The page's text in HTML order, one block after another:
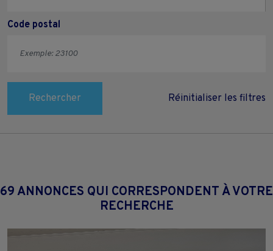
Code postal
Rechercher Réinitialiser les filtres
69 ANNONCES QUI CORRESPONDENT À VOTRE
RECHERCHE